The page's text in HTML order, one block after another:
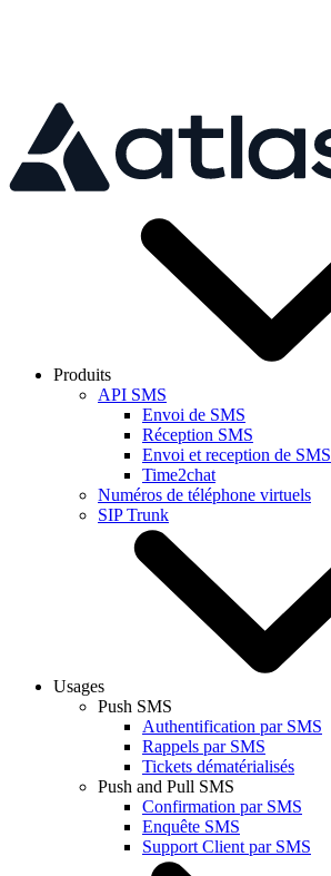
Produits
API SMS
Envoi de SMS
Réception SMS
Envoi et reception de SMS
Time2chat
Numéros de téléphone virtuels
SIP Trunk
Usages
Push SMS
Authentification par SMS
Rappels par SMS
Tickets dématérialisés
Push and Pull SMS
Confirmation par SMS
Enquête SMS
Support Client par SMS